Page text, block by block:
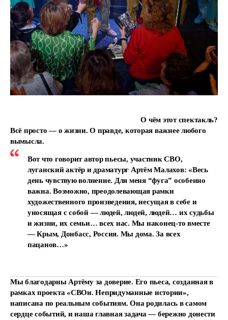
О чём этот спектакль?
Всё просто — о жизни. О правде, которая важнее любого
вымысла.
Вот что говорит автор пьесы, участник СВО,
луганский актёр и драматург Артём Малахов: «Весь
день чувствую волнение. Для меня “фуга” особенно
важна. Возможно, преодолевающая рамки
художественного произведения, несущая в себе и
уносящая с собой — людей, людей, людей… их судьбы
и жизни, их семьи… всех нас. Мы наконец-то вместе
— Крым, Донбасс, Россия. Мы дома. За всех
пацанов…»
Мы благодарны Артёму за доверие. Его пьеса, созданная в
рамках проекта «СВОи. Непридуманные истории»,
написана по реальным событиям. Она родилась в самом
сердце событий, и наша главная задача — бережно донести